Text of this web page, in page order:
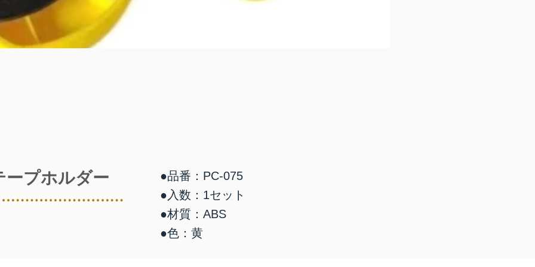
ープホルダー
●品番：PC-075
●入数：1セット
●材質：ABS
●色：黄